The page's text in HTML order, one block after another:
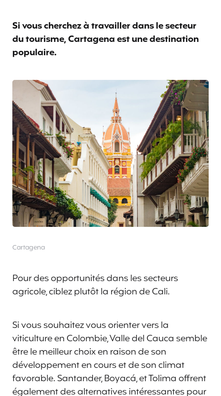
Si vous cherchez à travailler dans le secteur
du tourisme, Cartagena est une destination
populaire.
Cartagena
Pour des opportunités dans les secteurs
agricole, ciblez plutôt la région de Cali.
Si vous souhaitez vous orienter vers la
viticulture en Colombie, Valle del Cauca semble
être le meilleur choix en raison de son
développement en cours et de son climat
favorable. Santander, Boyacá, et Tolima offrent
également des alternatives intéressantes pour